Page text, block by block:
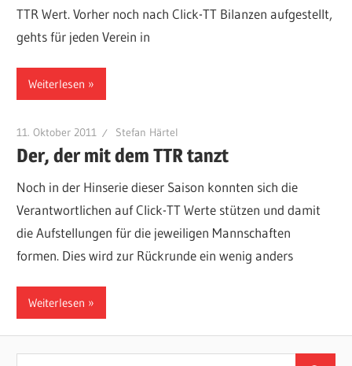
TTR Wert. Vorher noch nach Click-TT Bilanzen aufgestellt,
gehts für jeden Verein in
Weiterlesen
11. Oktober 2011 Stefan Härtel
Der, der mit dem TTR tanzt
Noch in der Hinserie dieser Saison konnten sich die
Verantwortlichen auf Click-TT Werte stützen und damit
die Aufstellungen für die jeweiligen Mannschaften
formen. Dies wird zur Rückrunde ein wenig anders
Weiterlesen